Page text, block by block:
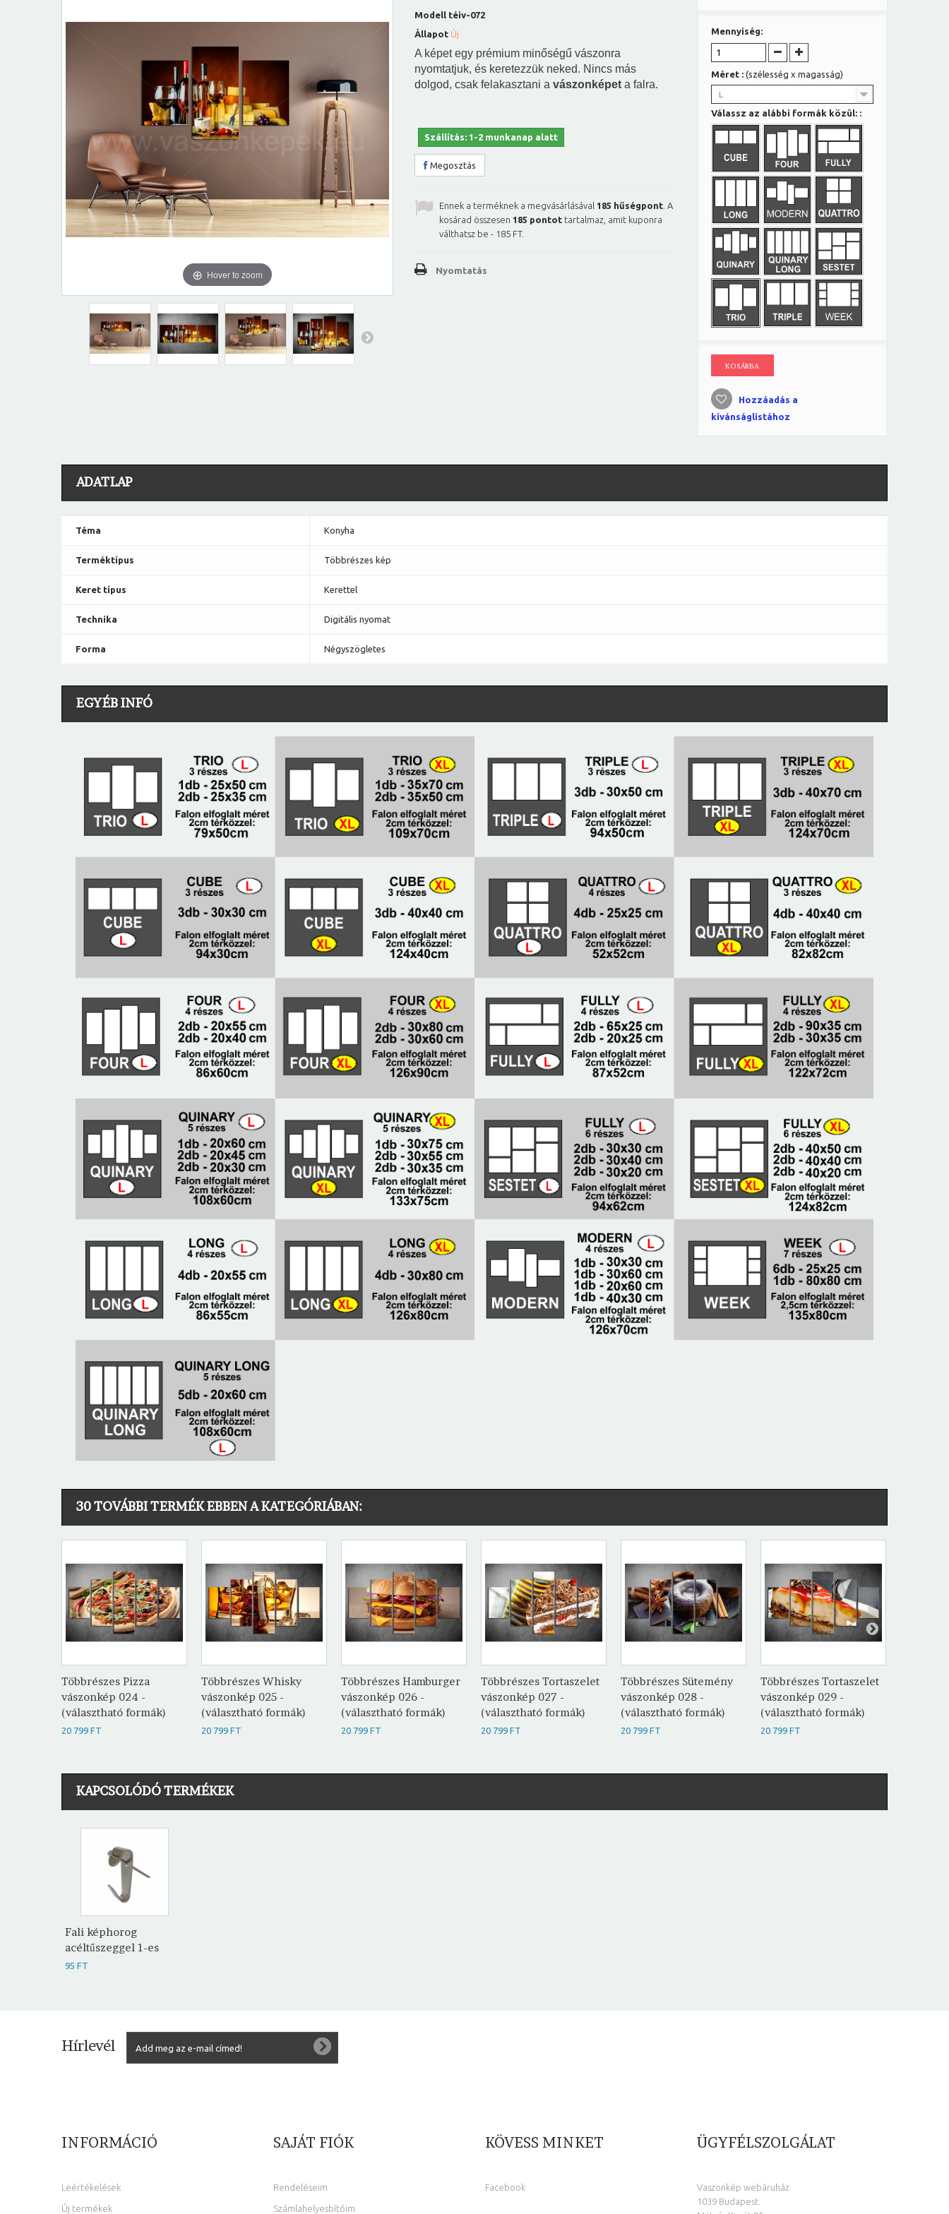
Hover to zoom
Modell téiv-072
Állapot Új
A képet egy prémium minőségű vászonra
nyomtatjuk, és keretezzük neked. Nincs más
dolgod, csak felakasztani a vászonképet a falra.
Szállítás: 1-2 munkanap alatt
Megosztás
Ennek a terméknek a megvásárlásával 185 hűségpont . A
kosárad összesen 185 pontot tartalmaz, amit kuponra
válthatsz be - 185 FT.
Nyomtatás
Mennyiség:
Méret : (szélesség x magasság)
L
Válassz az alábbi formák közül: :
KOSÁRBA
Hozzáadás a
kívánságlistához
ADATLAP
Téma Konyha
Terméktípus Többrészes kép
Keret típus Kerettel
Technika Digitális nyomat
Forma Négyszögletes
EGYÉB INFÓ
30 TOVÁBBI TERMÉK EBBEN A KATEGÓRIÁBAN:
Többrészes Pizza
vászonkép 024 -
(választható formák)
20 799 FT
Többrészes Whisky
vászonkép 025 -
(választható formák)
20 799 FT
Többrészes Hamburger
vászonkép 026 -
(választható formák)
20 799 FT
Többrészes Tortaszelet
vászonkép 027 -
(választható formák)
20 799 FT
Többrészes Sütemény
vászonkép 028 -
(választható formák)
20 799 FT
Többrészes Tortaszelet
vászonkép 029 -
(választható formák)
20 799 FT
KAPCSOLÓDÓ TERMÉKEK
Fali képhorog
acéltűszeggel 1-es
95 FT
Hírlevél
INFORMÁCIÓ
Leértékelések
Új termékek
SAJÁT FIÓK
Rendeléseim
Számlahelyesbítőim
KÖVESS MINKET
Facebook
ÜGYFÉLSZOLGÁLAT
Vaszonkép webáruház
1039 Budapest.